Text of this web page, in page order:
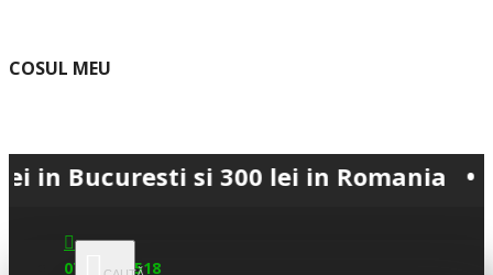
COSUL MEU
si 300 lei in Romania • 💳
0745.677.518